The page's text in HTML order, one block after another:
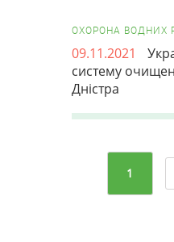
ОХОРОНА ВОДНИХ
09.11.2021
систему
Дністра
1